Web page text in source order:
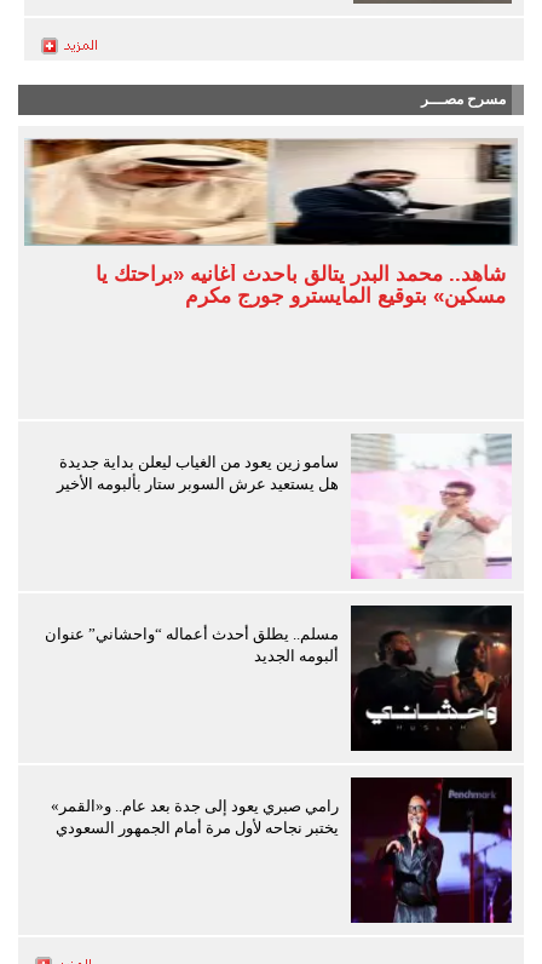
مسرح مصـــر
شاهد.. محمد البدر يتألق بأحدث أغانيه «براحتك يا
مسكين» بتوقيع المايسترو جورج مكرم
سامو زين يعود من الغياب ليعلن بداية جديدة
هل يستعيد عرش السوبر ستار بألبومه الأخير
مسلم.. يطلق أحدث أعماله “واحشاني” عنوان
ألبومه الجديد
رامي صبري يعود إلى جدة بعد عام.. و«القمر»
يختبر نجاحه لأول مرة أمام الجمهور السعودي